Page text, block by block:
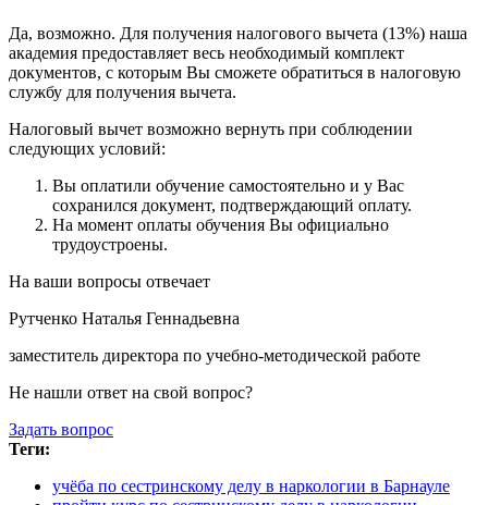
Да, возможно. Для получения налогового вычета (13%) наша
академия предоставляет весь необходимый комплект
документов, с которым Вы сможете обратиться в налоговую
службу для получения вычета.
Налоговый вычет возможно вернуть при соблюдении
следующих условий:
Вы оплатили обучение самостоятельно и у Вас
сохранился документ, подтверждающий оплату.
На момент оплаты обучения Вы официально
трудоустроены.
На ваши вопросы отвечает
Рутченко Наталья Геннадьевна
заместитель директора по учебно-методической работе
Не нашли ответ на свой вопрос?
Задать вопрос
Теги:
учёба по сестринскому делу в наркологии в Барнауле